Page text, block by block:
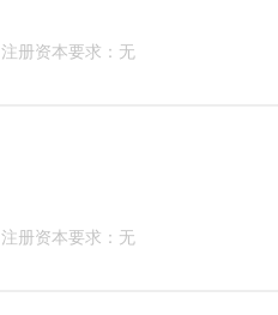
注册资本要求：无
注册资本要求：无